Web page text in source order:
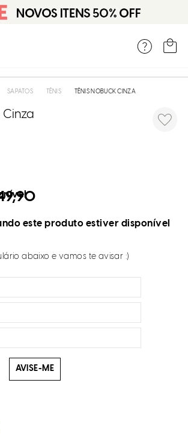
SAPATOS TÊNIS TÊNIS NOBUCK CINZA
Cinza
este produto estiver disponível
abaixo e vamos te avisar :)
AVISE-ME